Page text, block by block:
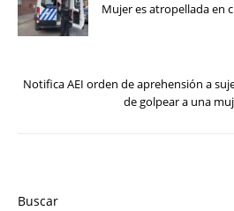
Mujer es atropellada en
Notifica AEI orden de aprehensión a
de golpear a una
Buscar